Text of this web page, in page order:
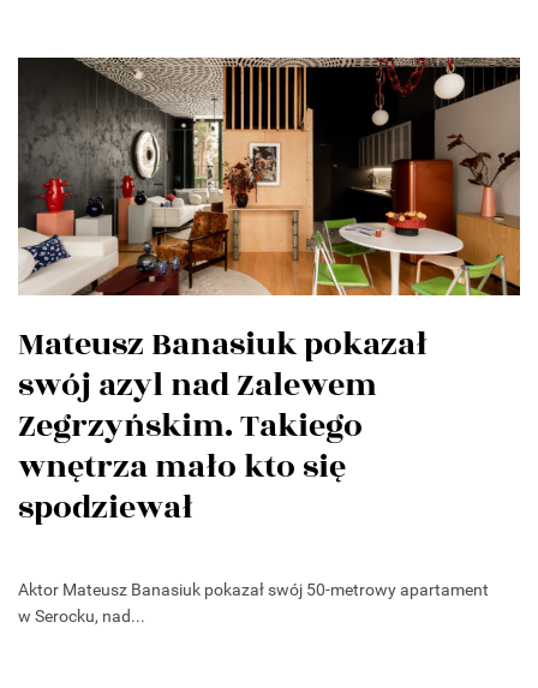
Mateusz Banasiuk pokazał
swój azyl nad Zalewem
Zegrzyńskim. Takiego
wnętrza mało kto się
spodziewał
Aktor Mateusz Banasiuk pokazał swój 50-metrowy apartament
w Serocku, nad...